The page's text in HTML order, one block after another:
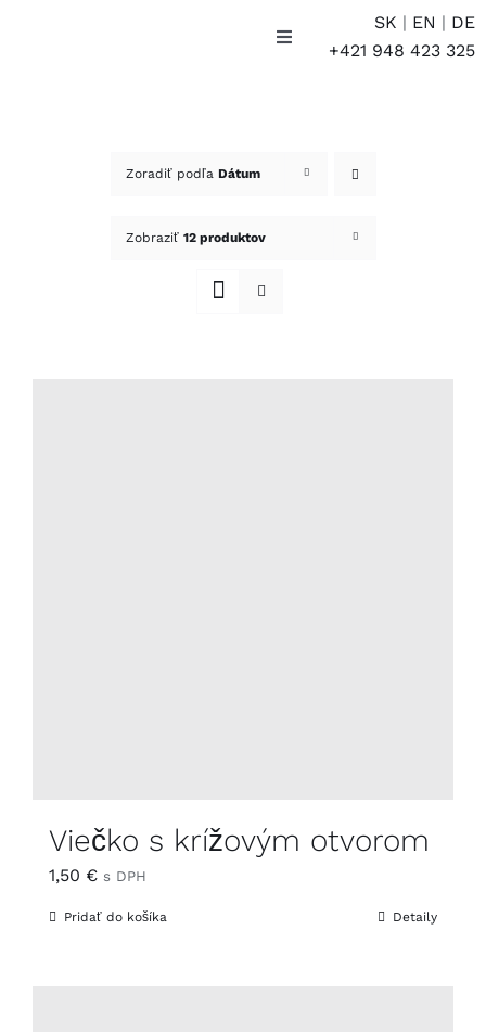
Toggle
Účet
Košík
SK | EN | DE
+421 948 423 325
Zoradiť podľa Dátum
Zobraziť 12 produktov
Viečko s krížovým otvorom
1,50 € s DPH
Pridať do košíka Detaily